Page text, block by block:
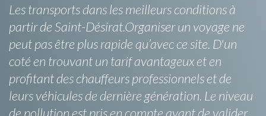
Les transports dans les meilleurs conditions à
partir de Saint-Désirat.Organiser un voyage ne
peut pas être plus rapide qu’avec ce site. D'un
coté en trouvant un tarif avantageux et en
profitant des chauffeurs professionnels et de
leurs véhicules de dernière génération. Le niveau
de pollution est pris en compte avant de valider